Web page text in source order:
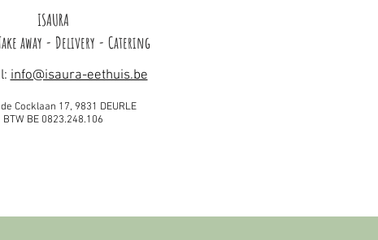
ISAURA
away - Delivery - Catering
info@isaura-eethuis.be
Cocklaan 17, 9831 DEURLE
BTW BE 0823.248.106